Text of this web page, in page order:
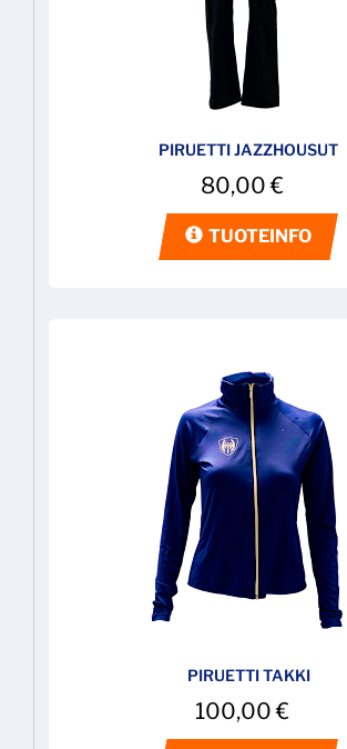
PIRUETTI JAZZHOUSUT
80,00€
TUOTEINFO
PIRUETTI TAKKI
100,00€